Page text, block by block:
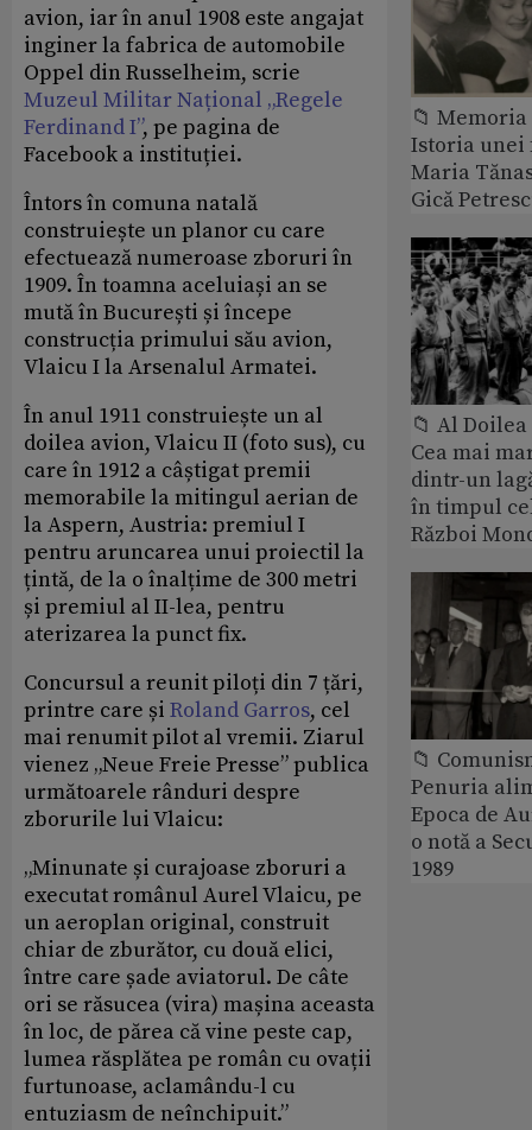
avion, iar în anul 1908 este angajat
inginer la fabrica de automobile
Oppel din Russelheim, scrie
Muzeul Militar Național „Regele
Ferdinand I”, pe pagina de
Facebook a instituției.
Întors în comuna natală
construiește un planor cu care
efectuează numeroase zboruri în
1909. În toamna aceluiași an se
mută în București și începe
construcția primului său avion,
Vlaicu I la Arsenalul Armatei.
În anul 1911 construiește un al
doilea avion, Vlaicu II (foto sus), cu
care în 1912 a câștigat premii
memorabile la mitingul aerian de
la Aspern, Austria: premiul I
pentru aruncarea unui proiectil la
țintă, de la o înalțime de 300 metri
și premiul al II-lea, pentru
aterizarea la punct fix.
Concursul a reunit piloți din 7 țări,
printre care și Roland Garros, cel
mai renumit pilot al vremii. Ziarul
vienez „Neue Freie Presse” publica
următoarele rânduri despre
zborurile lui Vlaicu:
„Minunate și curajoase zboruri a
executat românul Aurel Vlaicu, pe
un aeroplan original, construit
chiar de zburător, cu două elici,
între care șade aviatorul. De câte
ori se răsucea (vira) mașina aceasta
în loc, de părea că vine peste cap,
lumea răsplătea pe român cu ovații
furtunoase, aclamându-l cu
entuziasm de neînchipuit.”
📁
Istoria
Maria
Gică
📁 Al
Cea mai
dintr-un
în timpul
Război
📁
Penuria
Epoca de
o notă a
1989